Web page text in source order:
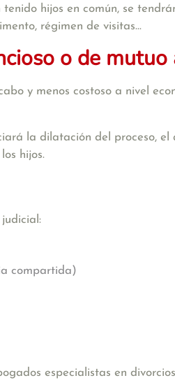
hijos en común, se
régimen de visitas...
o de mutuo
y menos costoso a nivel
la dilatación del proceso,
hijos.
compartida)
especialistas en